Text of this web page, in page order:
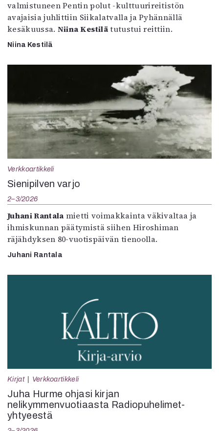
valmistuneen Pentin polut -kulttuurireitistön
avajaisia juhlittiin Siikalatvalla ja Pyhännällä
kesäkuussa. Niina Kestilätutustui reittiin.
Niina Kestilä
Verkkoartikkeli
Sienipilven varjo
2–3/2026
Juhani Rantala mietti voimakkainta väkivaltaa ja
ihmiskunnan päätymistä siihen Hiroshiman
räjähdyksen 80-vuotispäivän tienoolla.
Juhani Rantala
Kirjat Verkkoartikkeli
Juha Hurme ohjasi kirjan
nelikymmenvuotiaasta Radiopuhelimet-
yhtyeestä